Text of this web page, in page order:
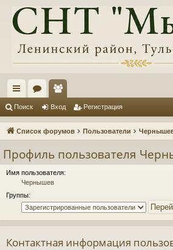
с
ы
и
ум
ол
ьз
Поиск Вход Регистрация
Список форумов Пользователи
Профиль пользователя
Имя пользователя:
Чернышев
Группы:
Контактная информация